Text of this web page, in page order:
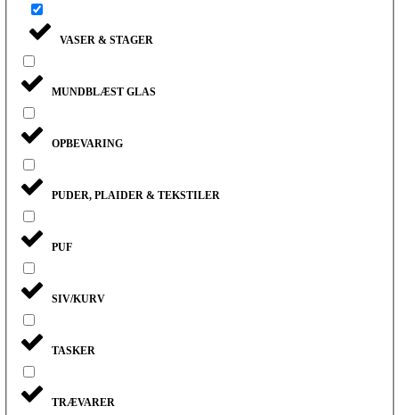
VASER & STAGER
MUNDBLÆST GLAS
OPBEVARING
PUDER, PLAIDER & TEKSTILER
PUF
SIV/KURV
TASKER
TRÆVARER